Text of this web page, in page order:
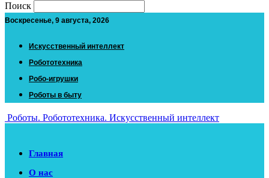
Поиск
Воскресенье, 9 августа, 2026
Искусственный интеллект
Робототехника
Робо-игрушки
Роботы в быту
Роботы. Робототехника. Искусственный интеллект
Главная
О нас